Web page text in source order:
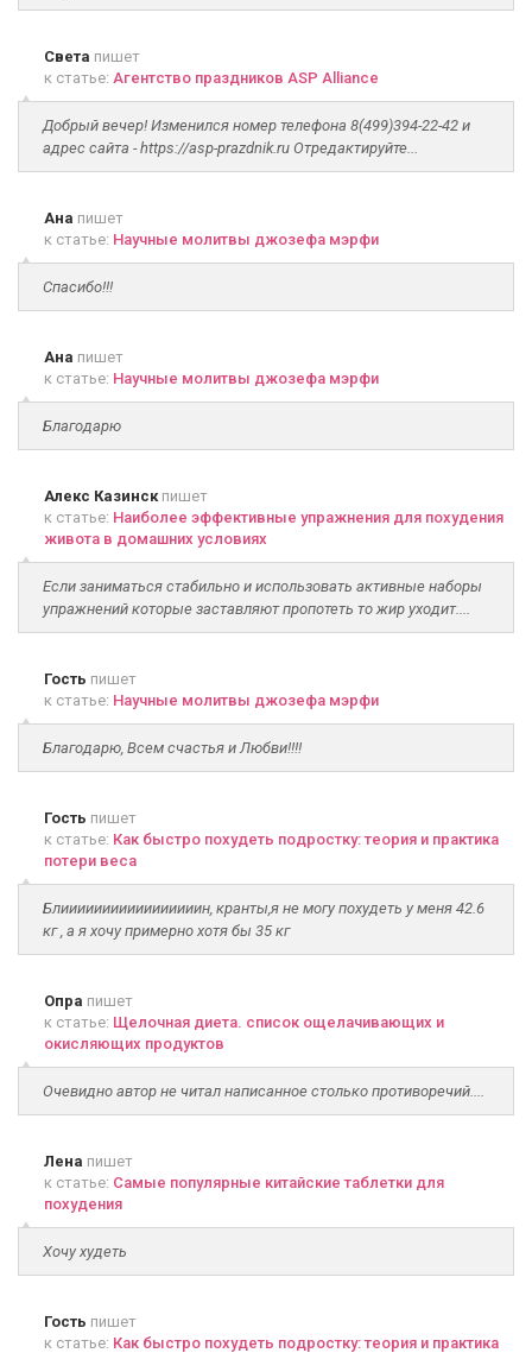
Света пишет
к статье: Агентство праздников ASP Alliance
Добрый вечер! Изменился номер телефона 8(499)394-22-42 и
адрес сайта - https://asp-prazdnik.ru Отредактируйте...
Ана пишет
к статье: Научные молитвы джозефа мэрфи
Спасибо!!!
Ана пишет
к статье: Научные молитвы джозефа мэрфи
Благодарю
Алекс Казинскпишет
к статье: Наиболее эффективные упражнения для похудения
живота в домашних условиях
Если заниматься стабильно и использовать активные наборы
упражнений которые заставляют пропотеть то жир уходит....
Гость пишет
к статье: Научные молитвы джозефа мэрфи
Благодарю, Всем счастья и Любви!!!!
Гость пишет
к статье: Как быстро похудеть подростку: теория и практика
потери веса
Блииииииииииииииииин, кранты,я не могу похудеть у меня 42.6
кг , а я хочу примерно хотя бы 35 кг
Опра пишет
к статье: Щелочная диета. список ощелачивающих и
окисляющих продуктов
Очевидно автор не читал написанное столько противоречий....
Лена пишет
к статье: Самые популярные китайские таблетки для
похудения
Хочу худеть
Гость пишет
к статье: Как быстро похудеть подростку: теория и практика